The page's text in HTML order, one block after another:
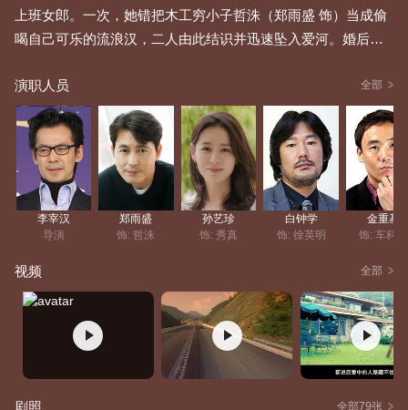
上班女郎。一次，她错把木工穷小子哲洙（郑雨盛 饰）当成偷
喝自己可乐的流浪汉，二人由此结识并迅速坠入爱河。婚后，
准备的中饭只有两盒米饭，出门后连每天回家的路都忘得一干
二净。在哲洙看来，这一切都是秀真“可爱”的表现，可秀真却开
始担忧。为查明病因，秀真去医院做了检查，结果如晴天霹雳
——她患上了阿尔茨海默病，大脑在逐渐衰亡。最终，秀真完
全失去了记忆，每天醒来都不认识身边的哲洙，每晚睡前却又
会发现自己爱上了这个“陌生人”。
演职人员 全部
李宰汉
导演
郑雨盛
饰: 哲洙
孙艺珍
饰: 秀真
白钟学
饰: 徐英明
金重基
饰: 车科长
视频 全部
剧照 全部79张